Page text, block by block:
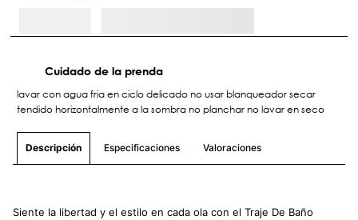
Cuidado de la prenda
lavar con agua fria en ciclo delicado no usar blanqueador secar
tendido horizontalmente a la sombra no planchar no lavar en seco
Descripción Especificaciones Valoraciones
Siente la libertad y el estilo en cada ola con el Traje De Baño